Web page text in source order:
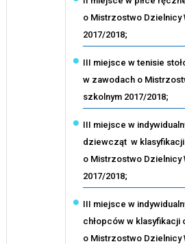
o Mistrzostwo Dzielnicy
2017/2018;
III miejsce w tenisie
w zawodach o
szkolnym 2017/2018;
III miejsce w
dziewcząt w
o Mistrzostwo Dzielnicy
2017/2018;
III miejsce w
chłopców w klasyfikacji
o Mistrzostwo Dzielnicy